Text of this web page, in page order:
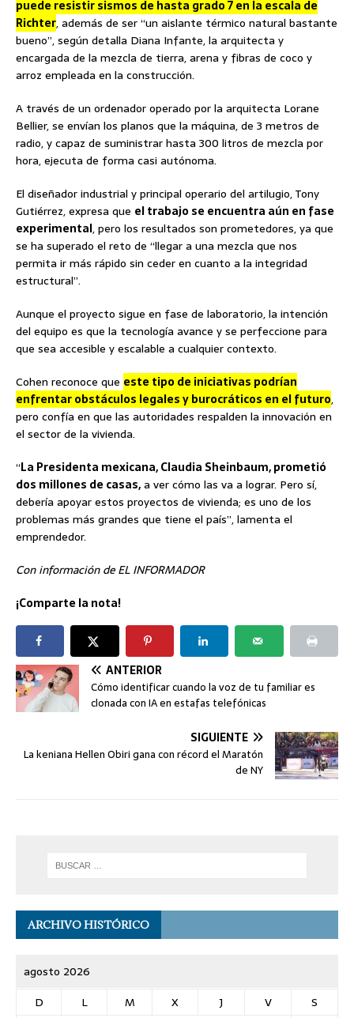
puede resistir sismos de hasta grado 7 en la escala de
Richter, además de ser “un aislante térmico natural bastante
bueno”, según detalla Diana Infante, la arquitecta y
encargada de la mezcla de tierra, arena y fibras de coco y
arroz empleada en la construcción.
A través de un ordenador operado por la arquitecta Lorane
Bellier, se envían los planos que la máquina, de 3 metros de
radio, y capaz de suministrar hasta 300 litros de mezcla por
hora, ejecuta de forma casi autónoma.
El diseñador industrial y principal operario del artilugio, Tony
Gutiérrez, expresa que el trabajo se encuentra aún en fase
experimental, pero los resultados son prometedores, ya que
se ha superado el reto de “llegar a una mezcla que nos
permita ir más rápido sin ceder en cuanto a la integridad
estructural”.
Aunque el proyecto sigue en fase de laboratorio, la intención
del equipo es que la tecnología avance y se perfeccione para
que sea accesible y escalable a cualquier contexto.
Cohen reconoce que este tipo de iniciativas podrían
enfrentar obstáculos legales y burocráticos en el futuro,
pero confía en que las autoridades respalden la innovación en
el sector de la vivienda.
“La Presidenta mexicana, Claudia Sheinbaum, prometió
dos millones de casas,a ver cómo las va a lograr. Pero sí,
debería apoyar estos proyectos de vivienda; es uno de los
problemas más grandes que tiene el país”, lamenta el
emprendedor.
Con información de EL INFORMADOR
¡Comparte la nota!
ANTERIOR
Cómo identificar cuando la voz de tu familiar es
clonada con IA en estafas telefónicas
SIGUIENTE
La keniana Hellen Obiri gana con récord el Maratón
de NY
ARCHIVO HISTÓRICO
agosto 2026
D
L M X J V
S